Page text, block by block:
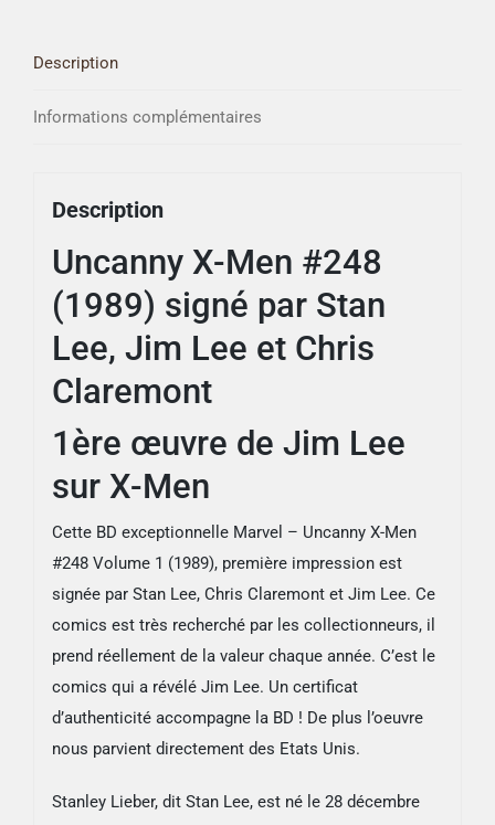
(1989)
signé
Lee,
Jim
et
Chris
Description
Informations complémentaires
Description
Uncanny X-Men #248
(1989) signé par Stan
Lee, Jim Lee et Chris
Claremont
1ère œuvre de Jim Lee
sur X-Men
Cette BD exceptionnelle Marvel – Uncanny X-Men
#248 Volume 1 (1989), première impression est
signée par Stan Lee, Chris Claremont et Jim Lee. Ce
comics est très recherché par les collectionneurs, il
prend réellement de la valeur chaque année. C’est le
comics qui a révélé Jim Lee. Un certificat
d’authenticité accompagne la BD ! De plus l’oeuvre
nous parvient directement des Etats Unis.
Stanley Lieber, dit Stan Lee, est né le 28 décembre